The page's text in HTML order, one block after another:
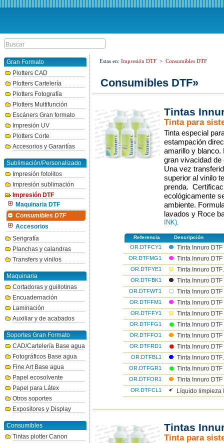
Gran Formato
Plotters CAD
Plotters Cartelería
Plotters Fotografía
Plotters Multifunción
Escáners Gran formato
Impresión UV
Plotters Corte
Accesorios y Garantías
Sublimación/Personalizado
Impresión fotolitos
Impresión sublimación
Impresión DTF
Maquinaria DTF
Consumibles DTF
Accesorios
Serigrafía
Planchas y calandras
Transfers y vinilos
Maquinaria
Cortadoras y guillotinas
Encuadernación
Laminación
Auxiliar y de acabados
Soportes Gran Formato
CAD/Cartelería Base agua
Fotográficos Base agua
Fine Art Base agua
Papel ecosolvente
Papel para Látex
Otros soportes
Expositores y Display
Consumibles
Tintas plotter Canon
Estas en: Impresión DTF > Consumibles DTF
Consumibles DTF»
Tintas
Tinta para
Tinta especial
estampación
amarillo y blanco.
gran vivacidad
Una vez
superior al vinilo
prenda.
ecológicamente
ambiente.
lavados y Roce
INK).
Referencia Descripción
OR.DTFCY1 Tinta Innuro
OR.DTFMG1 Tinta Innuro
OR.DTFYE1 Tinta Innuro
OR.DTFBK1 Tinta Innuro
OR.DTFWT1 Tinta Innuro
OR.DTFFM1 Tinta Innuro
OR.DTFFY1 Tinta Innuro
OR.DTFFG1 Tinta Innuro
OR.DTFFO1 Tinta Innuro
OR.DTFRD1 Tinta Innuro
OR.DTFBL1 Tinta Innuro
OR.DTFGR1 Tinta Innuro
OR.DTFOR1 Tinta Innuro
OR.DTFCL1 Líquido limpieza
Tintas
Tinta para